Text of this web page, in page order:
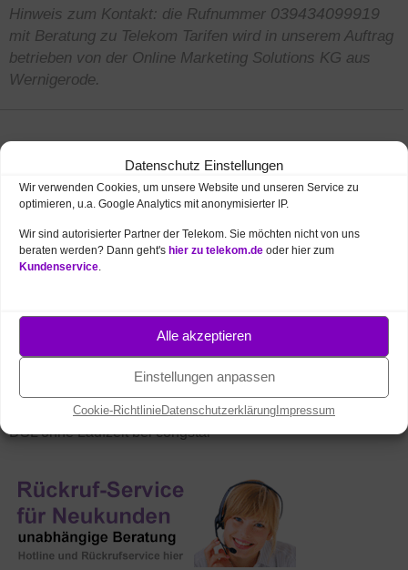
Datenschutz Einstellungen
Wir verwenden Cookies, um unsere Website und unseren Service zu
optimieren, u.a. Google Analytics mit anonymisierter IP.
Wir sind autorisierter Partner der Telekom. Sie möchten nicht von uns
beraten werden? Dann geht's hier zu telekom.de oder hier zum
Kundenservice
Alle akzeptieren
Einstellungen anpassen
Cookie-RichtlinieDatenschutzerklärungImpressum
Hinweis zum Kontakt: die Rufnummer 039434099919
mit Beratung zu Telekom Tarifen wird in unserem Auftrag
betrieben von der Online Marketing Solutions KG aus
Wernigerode.
Telekom Angebote des Monats
MagentaTV – beste Unterhaltung
FritzBox ab 1 € – 7690, 7530, 5690, 5530
DSL ohne Laufzeit bei congstar